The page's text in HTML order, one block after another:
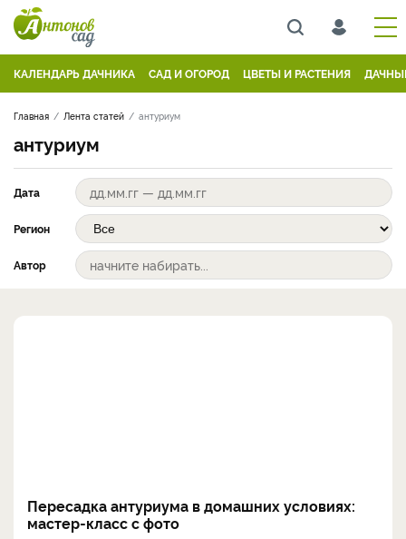
КАЛЕНДАРЬ ДАЧНИКА САД И ОГОРОД ЦВЕТЫ И РАСТЕНИЯ
Главная Лента статей антуриум
антуриум
Дата
Регион
Автор
Пересадка антуриума в домашних условиях:
мастер-класс с фото